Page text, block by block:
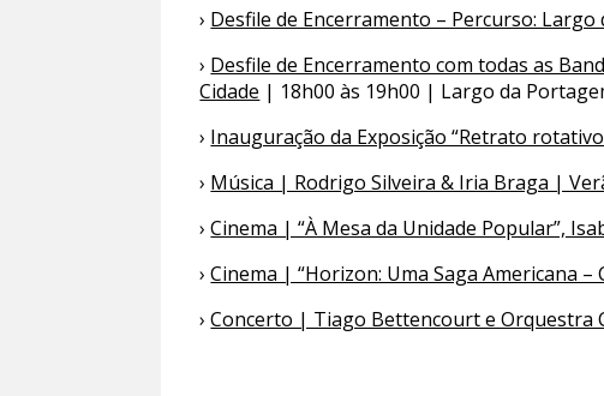
› Desfile de Encerramento – Percurso: Largo
› Desfile de Encerramento com todas as
Cidade | 18h00 às 19h00 | Largo da
› Inauguração da Exposição “Retrato
› Música | Rodrigo Silveira & Iria Braga |
›Cinema | “À Mesa da Unidade Popular”,
›Cinema | “Horizon: Uma Saga Americana
›Concerto | Tiago Bettencourt e Orquestra